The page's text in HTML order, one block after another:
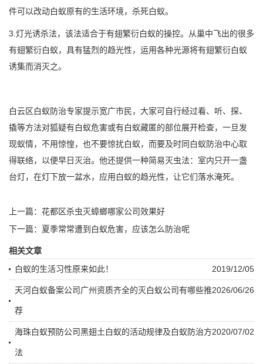
件可以改动白蚁原有的生活环境，杀死白蚁。
3.灯光诱杀法，该法适合于有翅繁衍白蚁的操控。从巢中飞出的很多
有翅繁衍白蚁，具有猛烈的趋光性，运用各种光源将有翅繁衍白蚁
诱集而消灭之。
白云区白蚁防治专家提示宽广市民，大家可自行经过看、听、探、
撬等方法对狐疑有白蚁危害或有白蚁藏匿的部位展开检查，一旦发
现蚁情，不用惊惶，也不要惊扰白蚁，而要及时同白蚁防治中心取
得联络，以便早日灭治。他还提供一种简易灭虫法：室内只开一盏
台灯，在灯下放一盆水，应用白蚁的趋光性，让它们落水淹死。
上一篇： 花都区杀虫灭蟑螂哪家公司效果好
下一篇： 夏季常常遭到白蚁危害，应该怎么防治呢
相关文章
2019/12/05
白蚁的生活习性原来如此！
2026/06/26
天河白蚁备案公司广州资质齐全的灭白蚁公司有哪些推
荐
2020/07/02
海珠白蚁预防公司黑翅土白蚁的活动规律及白蚁防治方
法